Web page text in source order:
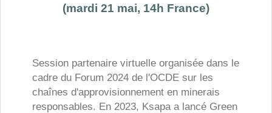
(mardi 21 mai, 14h France)
Session partenaire virtuelle organisée dans le
cadre du Forum 2024 de l'OCDE sur les
chaînes d'approvisionnement en minerais
responsables. En 2023, Ksapa a lancé Green